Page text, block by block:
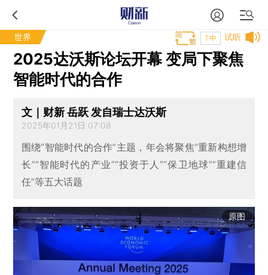
世界 试听
T中
2025达沃斯论坛开幕 变局下聚焦
智能时代的合作
文｜财新 岳跃 发自瑞士达沃斯
2025年01月21日 07:08
围绕“智能时代的合作”主题，年会将聚焦“重新构想增
长”“智能时代的产业”“投资于人”“保卫地球”“重建信
任”等五大话题
原图